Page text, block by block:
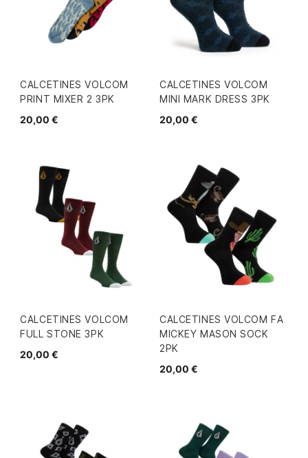
CALCETINES VOLCOM
PRINT MIXER 2 3PK
20,00 €
CALCETINES VOLCOM
MINI MARK DRESS 3PK
20,00 €
CALCETINES VOLCOM
FULL STONE 3PK
20,00 €
CALCETINES VOLCOM FA
MICKEY MASON SOCK
2PK
20,00 €